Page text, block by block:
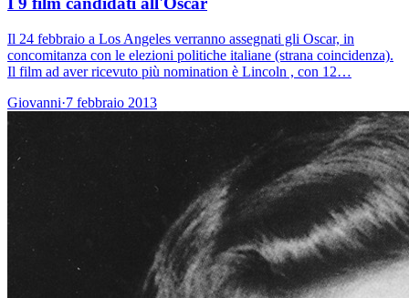
Il 24 febbraio a Los Angeles verranno assegnati gli Oscar, in
concomitanza con le elezioni politiche italiane (strana coincidenza).
Il film ad aver ricevuto più nomination è Lincoln , con 12…
Giovanni·7 febbraio 2013